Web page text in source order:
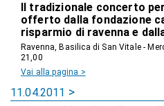
Il tradizionale concerto
offerto dalla fondazione
risparmio di ravenna e
Ravenna, Basilica di San Vitale -
21,00
Vai alla pagina >
11.04.2011